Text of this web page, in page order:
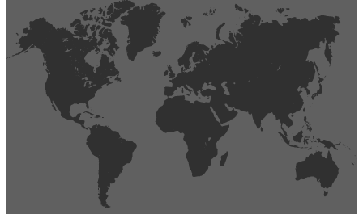
404Página no encontrada,
La página que buscas no existe o se ha cambiado de lugar.
Comprueba la URL e inténtalo de nuevo.
Ir a la página de inicio
Obtener soporte técnico